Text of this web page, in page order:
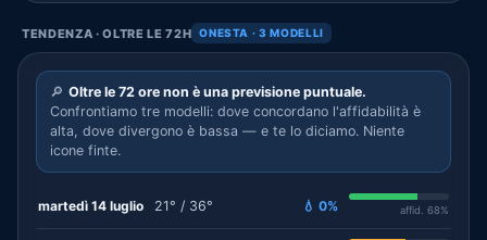
TENDENZA · OLTRE LE 72H ONESTA · 3 MODELLI
🔎 Oltre le 72 ore non è una previsione puntuale.
Confrontiamo tre modelli: dove concordano l'affidabilità è
alta, dove divergono è bassa — e te lo diciamo. Niente
icone finte.
martedì 14 luglio 21° / 36° 💧 0% affid. 68%